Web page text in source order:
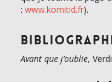
: www.komitid.fr).
Avant que j’oublie,